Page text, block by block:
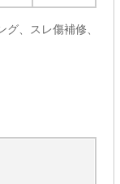
、スレ傷補修、